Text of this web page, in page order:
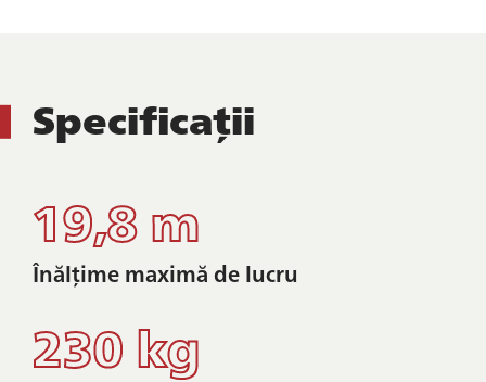
Specificații
19,8 m
Înălțime maximă de lucru
230 kg